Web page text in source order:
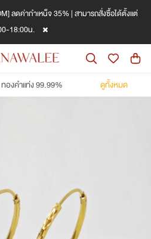
ลดค่ากำเหน็จ 35% | สามารถสั่งซื้อได้ตั้งแต่
18:00น.
ทองคำแท่ง 99.99% ดูทั้งหมด